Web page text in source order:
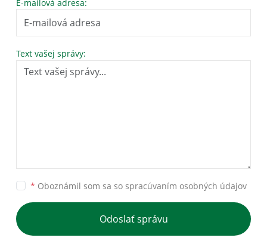
E-mailová adresa:
Text vašej správy:
* Oboznámil som sa so spracúvaním osobných údajov
Odoslať správu